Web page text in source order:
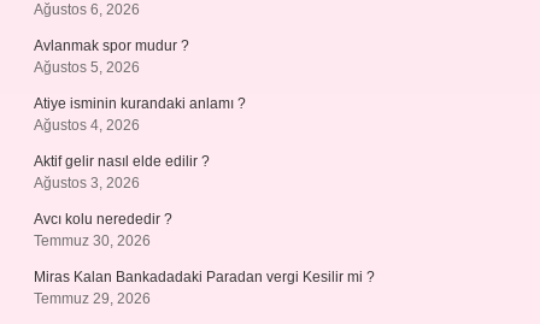
Ağustos 6, 2026
Avlanmak spor mudur ?
Ağustos 5, 2026
Atiye isminin kurandaki anlamı ?
Ağustos 4, 2026
Aktif gelir nasıl elde edilir ?
Ağustos 3, 2026
Avcı kolu nerededir ?
Temmuz 30, 2026
Miras Kalan Bankadadaki Paradan vergi Kesilir mi ?
Temmuz 29, 2026